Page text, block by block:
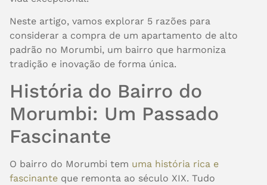
Neste artigo, vamos explorar 5 razões para
considerar a compra de um apartamento de alto
padrão no Morumbi, um bairro que harmoniza
tradição e inovação de forma única.
História do Bairro do
Morumbi: Um Passado
Fascinante
O bairro do Morumbi tem uma história rica e
fascinante que remonta ao século XIX. Tudo